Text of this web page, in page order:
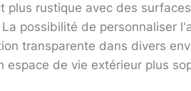
plus rustique avec des
possibilité de personnaliser
transparente dans divers
de vie extérieur plus